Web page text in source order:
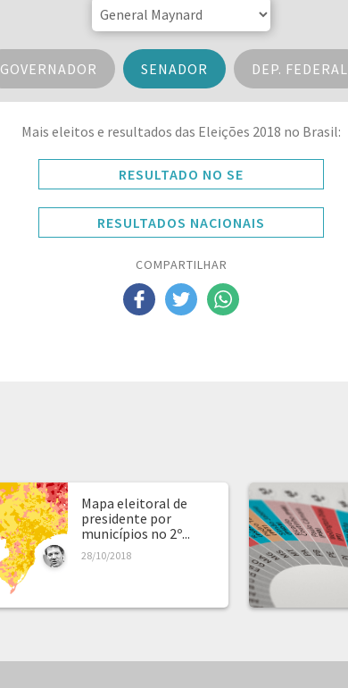
GOVERNADOR SENADOR DEP. FEDERAL
Mais eleitos e resultados das Eleições 2018 no Brasil:
RESULTADO NO SE
RESULTADOS NACIONAIS
COMPARTILHAR
Mapa eleitoral de
presidente por
municípios no 2º...
28/10/2018